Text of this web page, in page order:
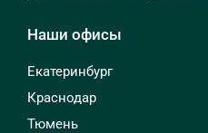
Наши офисы
Екатеринбург
Краснодар
Тюмень